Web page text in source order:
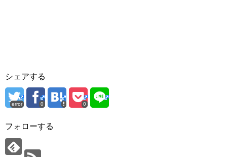
シェアする
error 0 0
フォローする